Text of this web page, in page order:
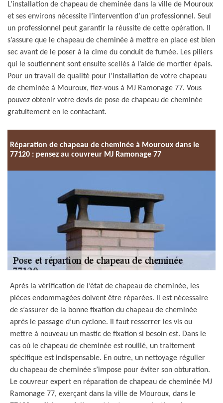
L’installation de chapeau de cheminée dans la ville de Mouroux
et ses environs nécessite l’intervention d’un professionnel. Seul
un professionnel peut garantir la réussite de cette opération. Il
s’assure que le chapeau de cheminée à mettre en place est bien
sec avant de le poser à la cime du conduit de fumée. Les piliers
qui le soutiennent sont ensuite scellés à l’aide de mortier épais.
Pour un travail de qualité pour l’installation de votre chapeau
de cheminée à Mouroux, fiez-vous à MJ Ramonage 77. Vous
pouvez obtenir votre devis de pose de chapeau de cheminée
gratuitement en le contactant.
Réparation de chapeau de cheminée à Mouroux dans le
77120 : pensez au couvreur MJ Ramonage 77
Après la vérification de l’état de chapeau de cheminée, les
pièces endommagées doivent être réparées. Il est nécessaire
de s’assurer de la bonne fixation du chapeau de cheminée
après le passage d’un cyclone. Il faut resserrer les vis ou
mettre à nouveau un mastic de fixation si besoin est. Dans le
cas où le chapeau de cheminée est rouillé, un traitement
spécifique est indispensable. En outre, un nettoyage régulier
du chapeau de cheminée s’impose pour éviter son obturation.
Le couvreur expert en réparation de chapeau de cheminée MJ
Ramonage 77, exerçant dans la ville de Mouroux, dans le